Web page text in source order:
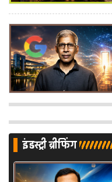
इंडस्ट्री ब्रीफिंग